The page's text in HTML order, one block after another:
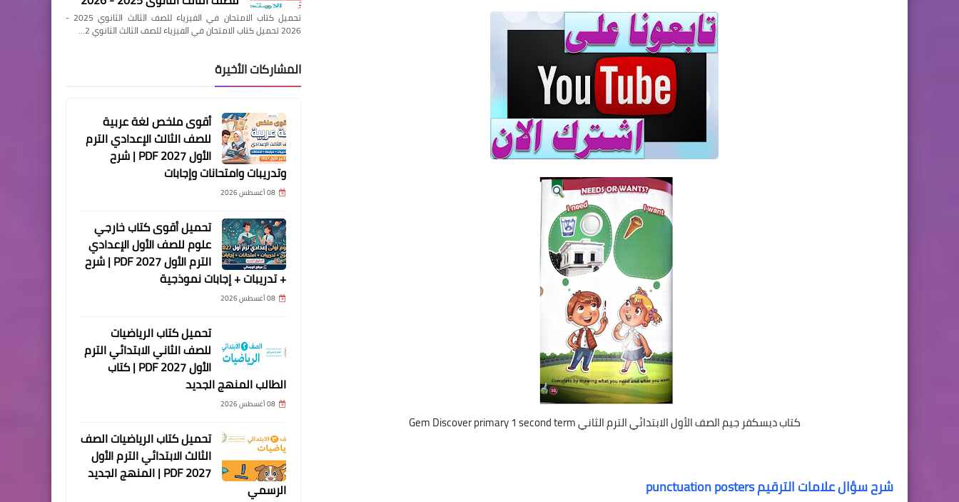
كتاب ديسكفر جيم الصف الأول الابتدائي الترم الثاني Gem Discover primary 1 second term
شرح سؤال علامات الترقيم punctuation posters
تحميل كتاب الامتحان في الفيزياء للصف الثالث الثانوي 2025 -
2026 تحميل كتاب الامتحان في الفيزياء للصف الثالث الثانوي 2…
المشاركات الأخيرة
أقوى ملخص لغة عربية
للصف الثالث الإعدادي الترم
الأول 2027 PDF | شرح
وتدريبات وامتحانات وإجابات
08 أغسطس 2026
تحميل أقوى كتاب خارجي
علوم للصف الأول الإعدادي
الترم الأول 2027 PDF | شرح
+ تدريبات + إجابات نموذجية
08 أغسطس 2026
تحميل كتاب الرياضيات
للصف الثاني الابتدائي الترم
الأول 2027 PDF | كتاب
الطالب المنهج الجديد
08 أغسطس 2026
تحميل كتاب الرياضيات الصف
الثالث الابتدائي الترم الأول
2027 PDF | المنهج الجديد
الرسمي